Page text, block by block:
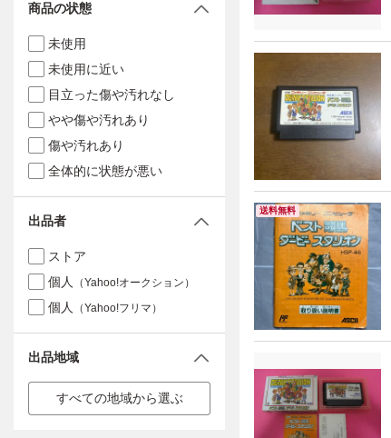
送料無料
商品の状態
未使用
未使用に近い
目立った傷や汚れなし
やや傷や汚れあり
傷や汚れあり
全体的に状態が悪い
出品者
ストア
個人
（Yahoo!オークション）
個人 （Yahoo!フリマ）
出品地域
すべての地域から選ぶ